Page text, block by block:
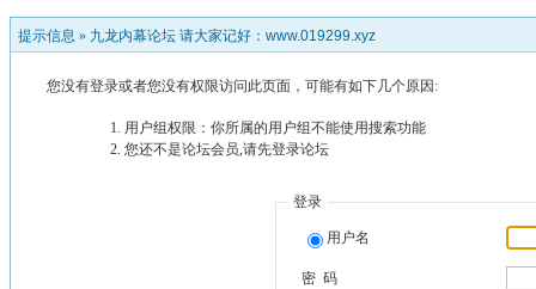
提示信息 » 九龙内幕论坛 请大家记好：www.019299.xyz
您没有登录或者您没有权限访问此页面，可能有如下几个原因:
用户组权限：你所属的用户组不能使用搜索功能
您还不是论坛会员,请先登录论坛
登录
用户名
密 码